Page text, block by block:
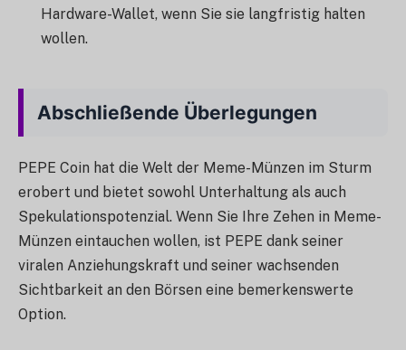
Hardware-Wallet, wenn Sie sie langfristig halten
wollen.
Abschließende Überlegungen
PEPE Coin hat die Welt der Meme-Münzen im Sturm
erobert und bietet sowohl Unterhaltung als auch
Spekulationspotenzial. Wenn Sie Ihre Zehen in Meme-
Münzen eintauchen wollen, ist PEPE dank seiner
viralen Anziehungskraft und seiner wachsenden
Sichtbarkeit an den Börsen eine bemerkenswerte
Option.